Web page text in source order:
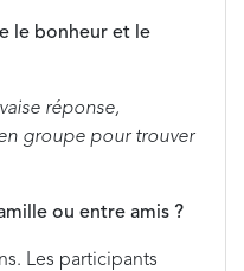
le bonheur et le
réponse,
groupe pour trouver
ou entre amis ?
Les participants